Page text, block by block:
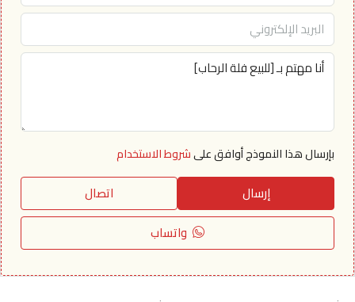
بإرسال هذا النموذج أوافق علىشروط الاستخدام
إرسال
اتصال
واتساب